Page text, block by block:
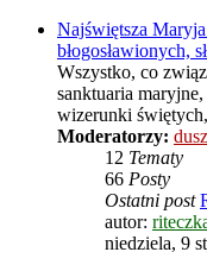
Najświętsza
błogosławionych,
Wszystko, co
sanktuaria
wizerunki świętych,
Moderatorzy:
12 Tematy
66 Posty
Ostatni post
autor:
niedziela, 9